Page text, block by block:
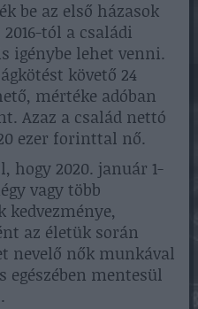
be az első házasok
tól a családi
igénybe lehet venni.
követő 24
mértéke adóban
Azaz a család nettó
ezer forinttal nő.
hogy 2020. január 1-
vagy több
kedvezménye,
az életük során
nevelő nők munkával
egészében mentesül